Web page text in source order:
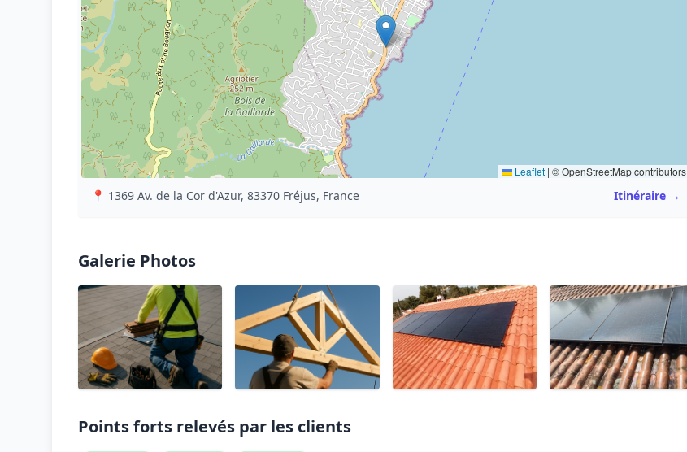
Leaflet | © OpenStreetMap contributors
📍 1369 Av. de la Cor d'Azur, 83370 Fréjus, France Itinéraire →
Galerie Photos
Points forts relevés par les clients